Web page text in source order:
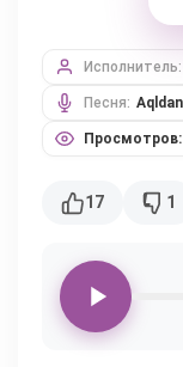
Исполнитель:
Песня:
Просмотров:
17 1